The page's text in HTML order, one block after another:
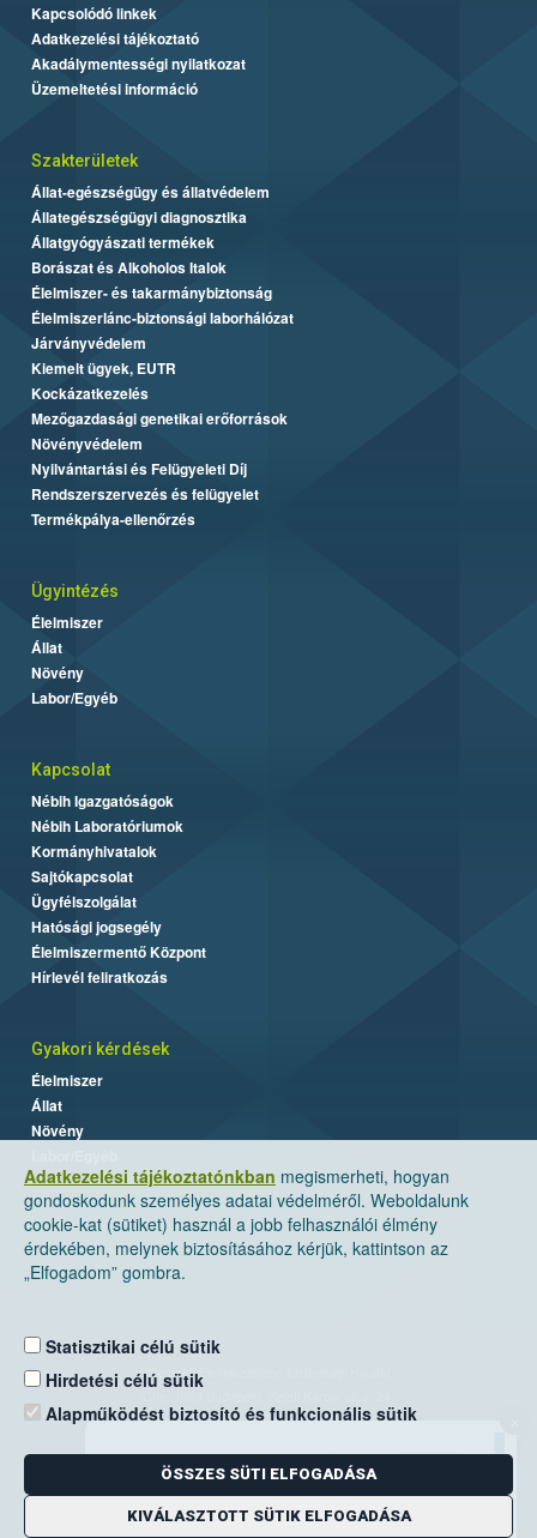
Adatkezelési tájékoztatónkban megismerheti, hogyan
gondoskodunk személyes adatai védelméről. Weboldalunk
cookie-kat (sütiket) használ a jobb felhasználói élmény
érdekében, melynek biztosításához kérjük, kattintson az
„Elfogadom” gombra.
Statisztikai célú sütik
Hirdetési célú sütik
Alapműködést biztosító és funkcionális sütik
ÖSSZES SÜTI ELFOGADÁSA
KIVÁLASZTOTT SÜTIK ELFOGADÁSA
Kapcsolódó linkek
Adatkezelési tájékoztató
Akadálymentességi nyilatkozat
Üzemeltetési információ
Szakterületek
Állat-egészségügy és állatvédelem
Állategészségügyi diagnosztika
Állatgyógyászati termékek
Borászat és Alkoholos Italok
Élelmiszer- és takarmánybiztonság
Élelmiszerlánc-biztonsági laborhálózat
Járványvédelem
Kiemelt ügyek, EUTR
Kockázatkezelés
Mezőgazdasági genetikai erőforrások
Növényvédelem
Nyilvántartási és Felügyeleti Díj
Rendszerszervezés és felügyelet
Termékpálya-ellenőrzés
Ügyintézés
Élelmiszer
Állat
Növény
Labor/Egyéb
Kapcsolat
Nébih Igazgatóságok
Nébih Laboratóriumok
Kormányhivatalok
Sajtókapcsolat
Ügyfélszolgálat
Hatósági jogsegély
Élelmiszermentő Központ
Hírlevél feliratkozás
Gyakori kérdések
Élelmiszer
Állat
Növény
Nemzeti Élelmiszerlánc-biztonsági Hivatal
Levelezési cím: 1525 Budapest. Pf. 30.
E-mail:ugyfelszolgalat@nebih.gov.hu
Zöld szám: 06-80/263-244
Telefon: 06-1/ 336-9000